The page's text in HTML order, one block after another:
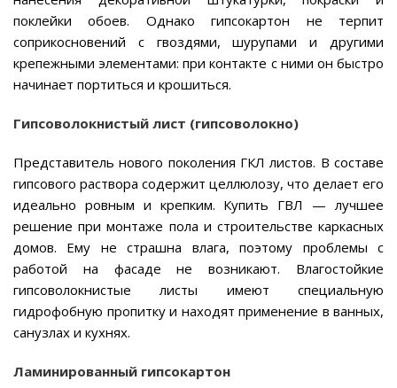
поклейки обоев. Однако гипсокартон не терпит
соприкосновений с гвоздями, шурупами и другими
крепежными элементами: при контакте с ними он быстро
начинает портиться и крошиться.
Гипсоволокнистый лист (гипсоволокно)
Представитель нового поколения ГКЛ листов. В составе
гипсового раствора содержит целлюлозу, что делает его
идеально ровным и крепким. Купить ГВЛ — лучшее
решение при монтаже пола и строительстве каркасных
домов. Ему не страшна влага, поэтому проблемы с
работой на фасаде не возникают. Влагостойкие
гипсоволокнистые листы имеют специальную
гидрофобную пропитку и находят применение в ванных,
санузлах и кухнях.
Ламинированный гипсокартон